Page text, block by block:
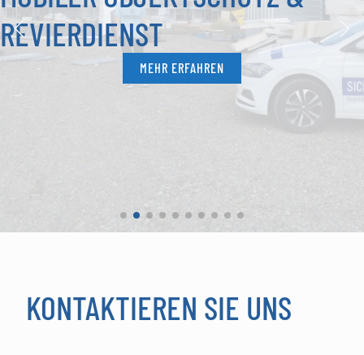
REVIERDIENST
MEHR ERFAHREN
KONTAKTIEREN SIE UNS